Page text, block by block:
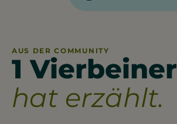
AUS DER COMMUNITY
1 Vierbeiner
hat erzählt.